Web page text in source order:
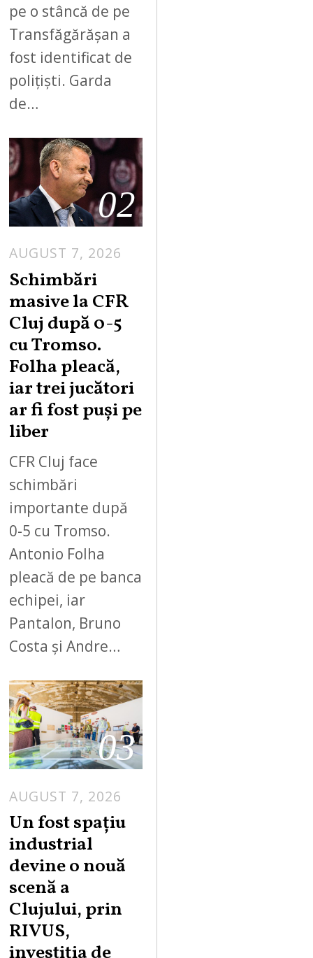
pe o stâncă de pe
Transfăgărășan a
fost identificat de
polițiști. Garda
de…
02
AUGUST 7, 2026
Schimbări
masive la CFR
Cluj după 0-5
cu Tromso.
Folha pleacă,
iar trei jucători
ar fi fost puși pe
liber
CFR Cluj face
schimbări
importante după
0-5 cu Tromso.
Antonio Folha
pleacă de pe banca
echipei, iar
Pantalon, Bruno
Costa și Andre…
03
AUGUST 7, 2026
Un fost spațiu
industrial
devine o nouă
scenă a
Clujului, prin
RIVUS,